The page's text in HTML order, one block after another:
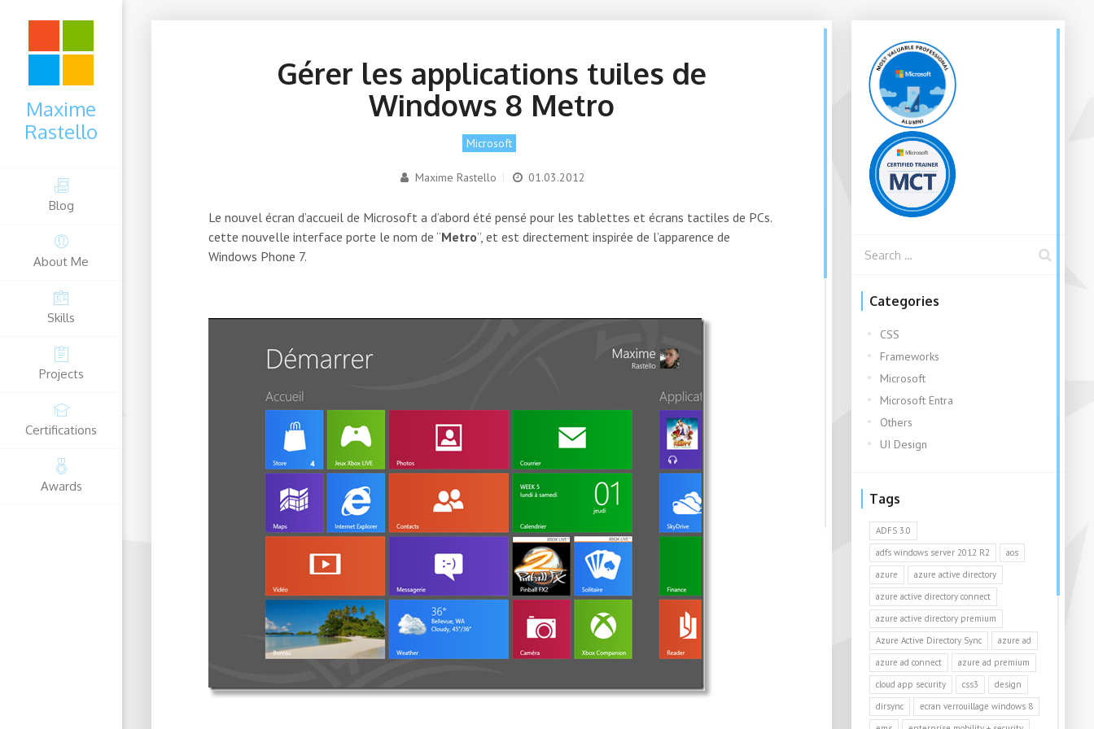
Maxime
Rastello
Blog
About Me
Skills
Projects
Certifications
Awards
Gérer les applications tuiles de
Windows 8 Metro
Microsoft
Maxime Rastello | 01.03.2012
Le nouvel écran d’accueil de Microsoft a d’abord été pensé pour les tablettes et écrans tactiles de PCs.
cette nouvelle interface porte le nom de “Metro”, et est directement inspirée de l’apparence de
Windows Phone 7.
Categories
CSS
Frameworks
Microsoft
Microsoft Entra
Others
UI Design
Tags
ADFS 3.0
adfs windows server 2012 R2
aos
azure
azure active directory
azure active directory connect
azure active directory premium
Azure Active Directory Sync
azure ad
azure ad connect
azure ad premium
cloud app security
css3
design
dirsync
ecran verrouillage windows 8